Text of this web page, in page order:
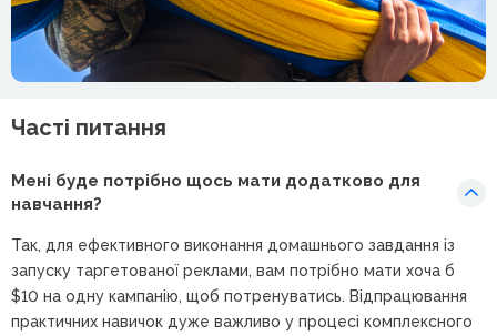
Часті питання
Мені буде потрібно щось мати додатково для
навчання?
Так, для ефективного виконання домашнього завдання із
запуску таргетованої реклами, вам потрібно мати хоча б
$10 на одну кампанію, щоб потренуватись. Відпрацювання
практичних навичок дуже важливо у процесі комплексного